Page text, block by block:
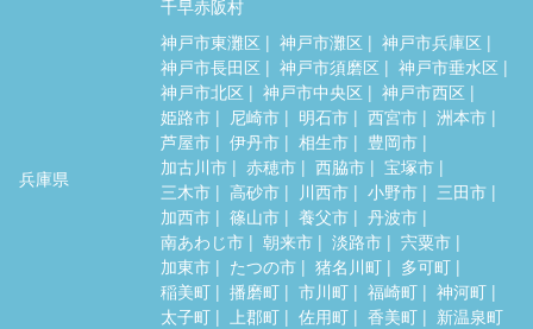
千早赤阪村
兵庫県
神戸市東灘区 神戸市灘区
神戸市兵庫区
神戸市長田区
神戸市須磨区
神戸市垂水区
神戸市北区
神戸市中央区
神戸市西区
姫路市
尼崎市 明石市 西宮市
洲本市
芦屋市
伊丹市 相生市
豊岡市
加古川市
赤穂市 西脇市
宝塚市
三木市
高砂市 川西市 小野市
三田市
加西市
篠山市 養父市
丹波市
南あわじ市
朝来市 淡路市
宍粟市
加東市
たつの市 猪名川町
多可町
稲美町
播磨町 市川町 福崎町
神河町
太子町
上郡町 佐用町 香美町 新温泉町